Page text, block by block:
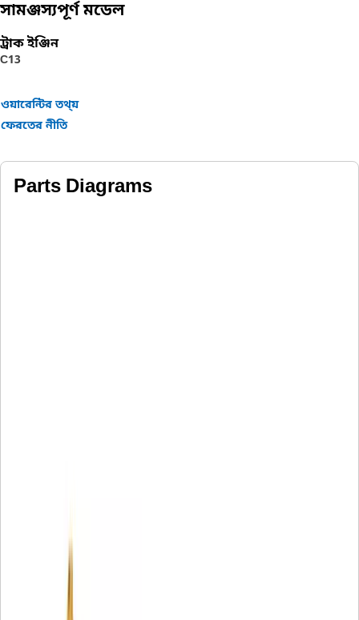
সামঞ্জস্যপূর্ণ মডেল
ট্রাক ইঞ্জিন
C13
ওয়ারেন্টির তথ্য়
ফেরতের নীতি
Parts Diagrams